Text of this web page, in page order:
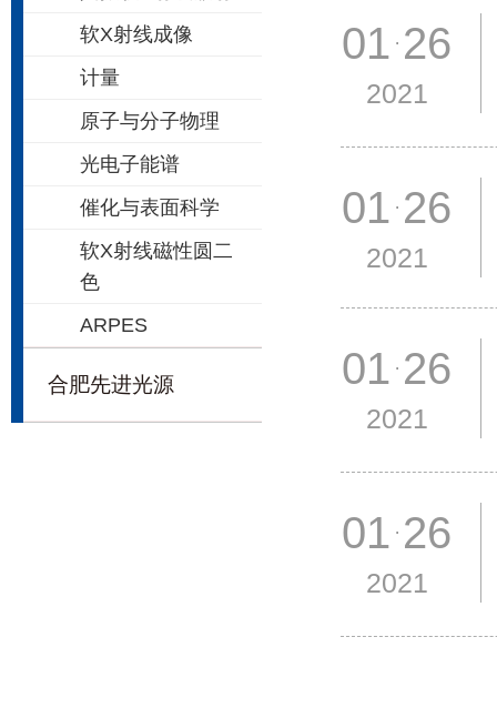
软X射线成像
计量
原子与分子物理
光电子能谱
催化与表面科学
软X射线磁性圆二
色
ARPES
合肥先进光源
01 26
2021
01 26
2021
01 26
2021
01 26
2021